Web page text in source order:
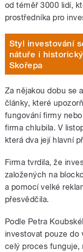
od téměř 3000 lidí,
prostředníka pro
Styl investování
nátuře i
Skořepa
Za nějakou dobu se
články, které
fungování firmy
firma chlubila. V
která dva její hlavní
Firma tvrdila, že
založených na
a pomocí velké
přesvědčila.
Podle Petra
investovat pouze do
celý proces funguje,